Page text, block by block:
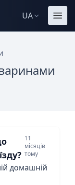
UA
11
місяців
тому
домашній